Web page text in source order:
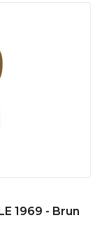
1969 - Brun